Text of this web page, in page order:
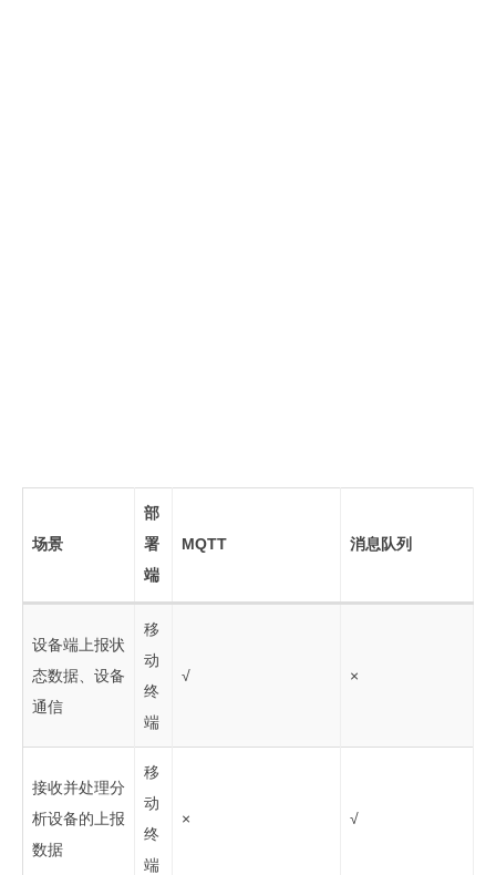
场景
部
署
端
MQTT 消息队列
设备端上报状
态数据、设备
通信
移
动
终
端
√ ×
接收并处理分
析设备的上报
数据
移
动
终
端
× √